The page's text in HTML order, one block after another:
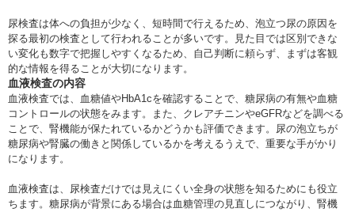
尿検査は体への負担が少なく、短時間で行えるため、泡立つ尿の原因を
探る最初の検査として行われることが多いです。見た目では区別できな
い変化も数字で把握しやすくなるため、自己判断に頼らず、まずは客観
的な情報を得ることが大切になります。
血液検査の内容
血液検査では、血糖値やHbA1cを確認することで、糖尿病の有無や血糖
コントロールの状態をみます。また、クレアチニンやeGFRなどを調べる
ことで、腎機能が保たれているかどうかも評価できます。尿の泡立ちが
糖尿病や腎臓の働きと関係しているかを考えるうえで、重要な手がかり
になります。
血液検査は、尿検査だけでは見えにくい全身の状態を知るためにも役立
ちます。糖尿病が背景にある場合は血糖管理の見直しにつながり、腎機